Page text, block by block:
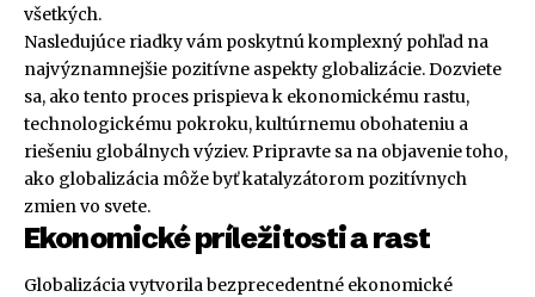
všetkých.
Nasledujúce riadky vám poskytnú komplexný pohľad na
najvýznamnejšie pozitívne aspekty globalizácie. Dozviete
sa, ako tento proces prispieva k ekonomickému rastu,
technologickému pokroku, kultúrnemu obohateniu a
riešeniu globálnych výziev. Pripravte sa na objavenie toho,
ako globalizácia môže byť katalyzátorom pozitívnych
zmien vo svete.
Ekonomické príležitosti a rast
Globalizácia vytvorila bezprecedentné ekonomické